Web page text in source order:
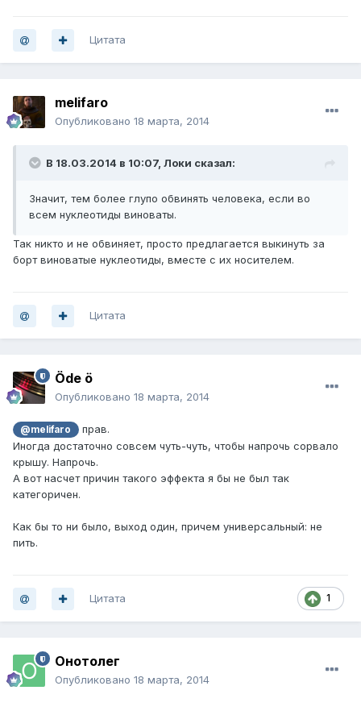
Цитата
melifaro
Опубликовано 18 марта, 2014
В 18.03.2014 в 10:07, Локи сказал:
Значит, тем более глупо обвинять человека, если во
всем нуклеотиды виноваты.
Так никто и не обвиняет, просто предлагается выкинуть за
борт виноватые нуклеотиды, вместе с их носителем.
Цитата
Öde ö
Опубликовано 18 марта, 2014
@melifaro
прав.
Иногда достаточно совсем чуть-чуть, чтобы напрочь сорвало
крышу. Напрочь.
А вот насчет причин такого эффекта я бы не был так
категоричен.
Как бы то ни было, выход один, причем универсальный: не
пить.
1
Цитата
Онотолег
Опубликовано 18 марта, 2014